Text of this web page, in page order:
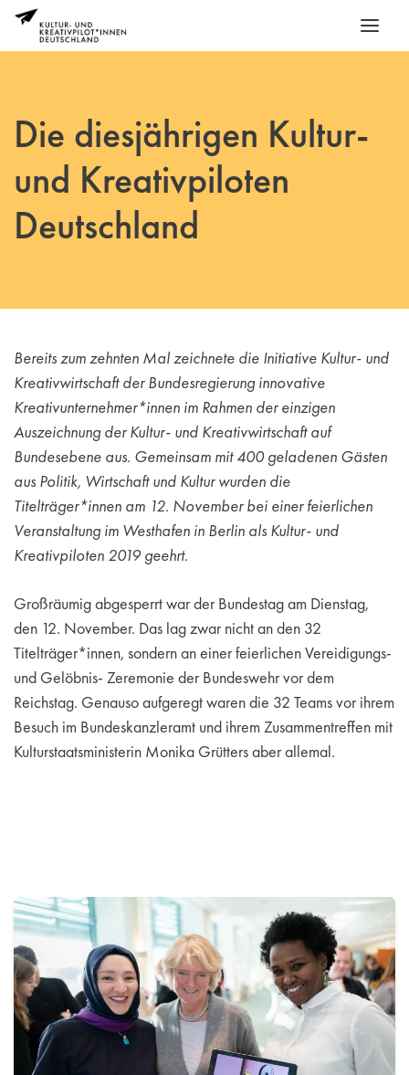
Die diesjährigen Kultur-
und Kreativpiloten
Deutschland
Bereits zum zehnten Mal zeichnete die Initiative Kultur- und
Kreativwirtschaft der Bundesregierung innovative
Kreativunternehmer*innen im Rahmen der einzigen
Auszeichnung der Kultur- und Kreativwirtschaft auf
Bundesebene aus. Gemeinsam mit 400 geladenen Gästen
aus Politik, Wirtschaft und Kultur wurden die
Titelträger*innen am 12. November bei einer feierlichen
Veranstaltung im Westhafen in Berlin als Kultur- und
Kreativpiloten 2019 geehrt.
Großräumig abgesperrt war der Bundestag am Dienstag,
den 12. November. Das lag zwar nicht an den 32
Titelträger*innen, sondern an einer feierlichen Vereidigungs-
und Gelöbnis- Zeremonie der Bundeswehr vor dem
Reichstag. Genauso aufgeregt waren die 32 Teams vor ihrem
Besuch im Bundeskanzleramt und ihrem Zusammentreffen mit
Kulturstaatsministerin Monika Grütters aber allemal.